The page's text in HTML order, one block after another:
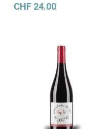
CHF24.00